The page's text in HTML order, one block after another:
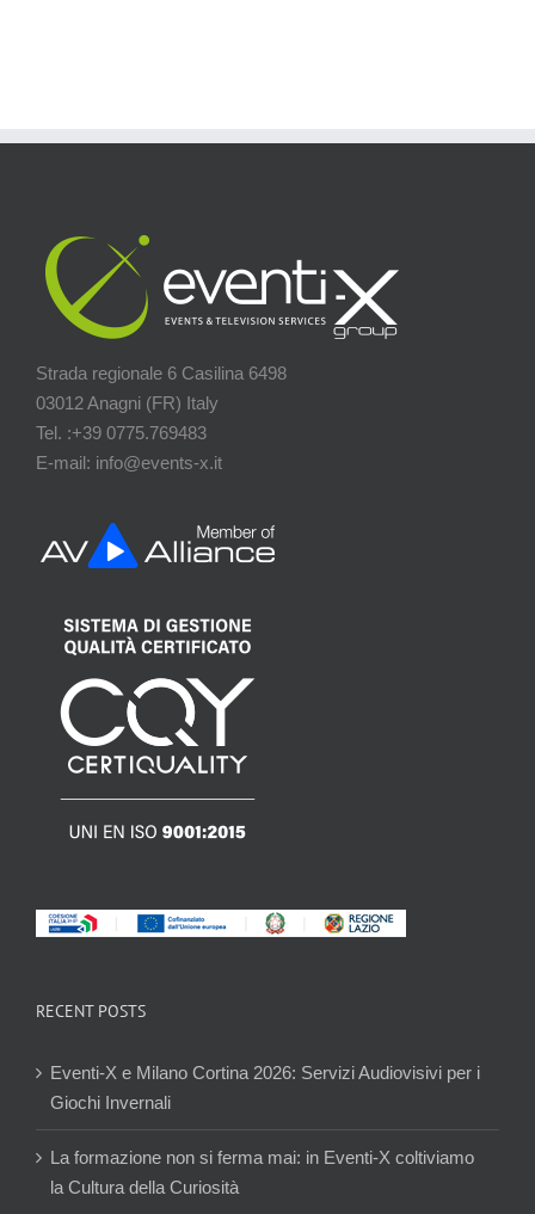
Strada regionale 6 Casilina 6498
03012 Anagni (FR) Italy
Tel. :+39 0775.769483
E-mail: info@events-x.it
RECENT POSTS
Eventi-X e Milano Cortina 2026: Servizi Audiovisivi per i
Giochi Invernali
La formazione non si ferma mai: in Eventi-X coltiviamo
la Cultura della Curiosità